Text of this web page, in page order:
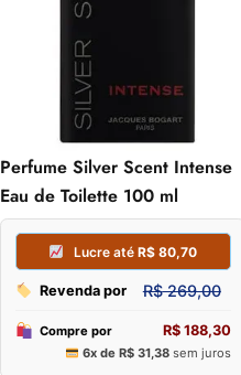
R$76,39
R$254,63
Perfume Silver Scent Intense
Eau de Toilette 100 ml